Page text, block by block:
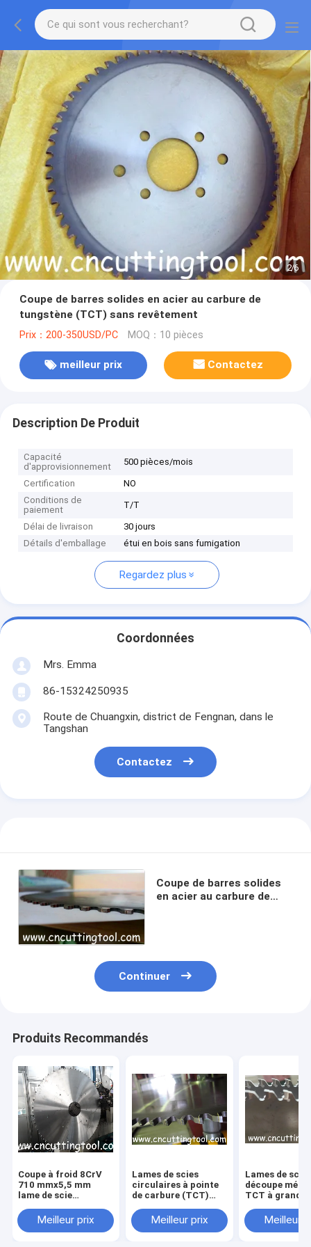
2/6
Coupe de barres solides en acier au carbure de
tungstène (TCT) sans revêtement
Prix：200-350USD/PC MOQ：10 pièces
meilleur prix Contactez
Description De Produit
Capacité
d'approvisionnement
500 pièces/mois
Certification
NO
Conditions de
paiement
T/T
Délai de livraison
30 jours
Détails d'emballage
étui en bois sans fumigation
Regardez plus
Coordonnées
Mrs. Emma
86-15324250935
Route de Chuangxin, district de Fengnan, dans le
Tangshan
Contactez
Coupe de barres solides
en acier au carbure de
Continuer
Produits Recommandés
Coupe à froid 8CrV
710 mmx5,5 mm
lame de scie
de tungstène TCT
pour couper les
Meilleur prix
Lames de scies
circulaires à pointe
de carbure (TCT)
en acier sans
soudure
Meilleur prix
Lames de scie
découpe
TCT à grande
couture droite
Meilleur